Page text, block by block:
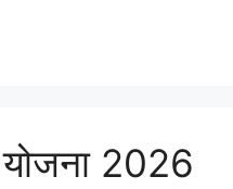
योजना 2026